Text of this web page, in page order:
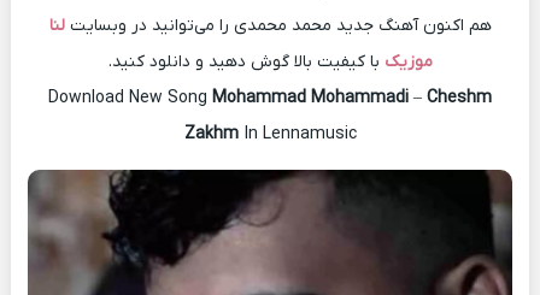
هم اکنون آهنگ جدید محمد محمدی را می‌توانید در وبسایتلنا
موزیک با کیفیت بالا گوش دهید و دانلود کنید.
Download New Song Mohammad Mohammadi – Cheshm
Zakhm In Lennamusic